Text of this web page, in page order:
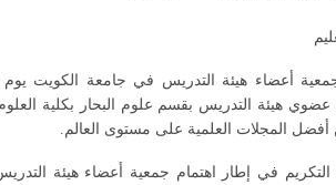
أفضل المجلات العلمية على مستوى العالم.
التكريم في إطار اهتمام جمعية أعضاء هيئة